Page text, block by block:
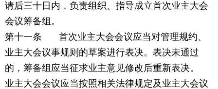
请后三十日内，负责组织、指导成立首次业主大会
会议筹备组。
第十一条 首次业主大会会议应当对管理规约、
业主大会议事规则的草案进行表决。表决未通过
的，筹备组应当征求业主意见修改后重新表决。
业主大会会议应当按照相关法律规定及业主大会议